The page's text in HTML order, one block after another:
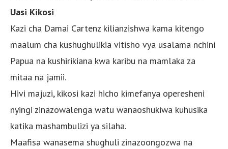
Uasi Kikosi
Kazi cha Damai Cartenz kilianzishwa kama kitengo
maalum cha kushughulikia vitisho vya usalama nchini
Papua na kushirikiana kwa karibu na mamlaka za
mitaa na jamii.
Hivi majuzi, kikosi kazi hicho kimefanya operesheni
nyingi zinazowalenga watu wanaoshukiwa kuhusika
katika mashambulizi ya silaha.
Maafisa wanasema shughuli zinazoongozwa na